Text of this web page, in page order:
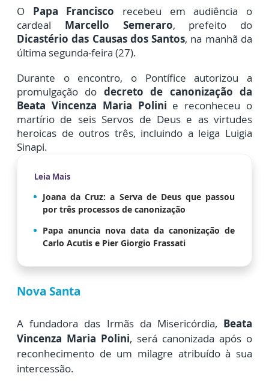
O Papa Francisco recebeu em audiência o
cardeal Marcello Semeraro, prefeito do
Dicastério das Causas dos Santos, na manhã da
última segunda-feira (27).
Durante o encontro, o Pontífice autorizou a
promulgação do decreto de canonização da
Beata Vincenza Maria Polini e reconheceu o
martírio de seis Servos de Deus e as virtudes
heroicas de outros três, incluindo a leiga Luigia
Sinapi.
Leia Mais
Joana da Cruz: a Serva de Deus que passou
por três processos de canonização
Papa anuncia nova data da canonização de
Carlo Acutis e Pier Giorgio Frassati
Nova Santa
A fundadora das Irmãs da Misericórdia, Beata
Vincenza Maria Polini, será canonizada após o
reconhecimento de um milagre atribuído à sua
intercessão.